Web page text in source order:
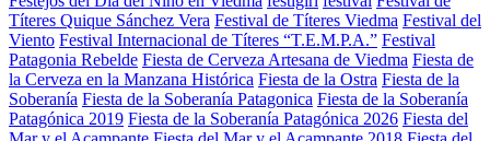
Títeres Quique Sánchez Vera Festival de Títeres Viedma Festival del
Viento Festival Internacional de Títeres “T.E.M.P.A.” Festival
Patagonia Rebelde Fiesta de Cerveza Artesana de Viedma Fiesta de
la Cerveza en la Manzana Histórica Fiesta de la Ostra Fiesta de la
Soberanía Fiesta de la Soberanía Patagonica Fiesta de la Soberanía
Patagónica 2019 Fiesta de la Soberanía Patagónica 2026 Fiesta del